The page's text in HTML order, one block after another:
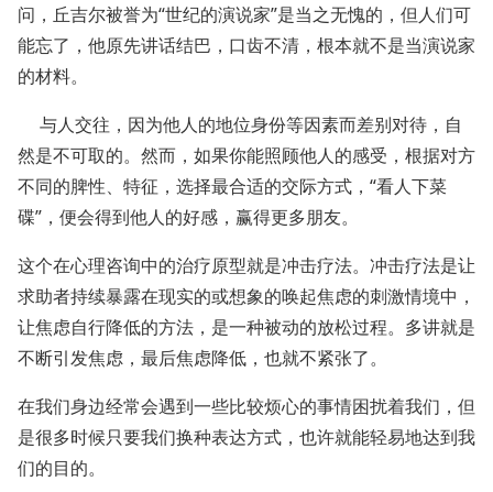
问，丘吉尔被誉为“世纪的演说家”是当之无愧的，但人们可
能忘了，他原先讲话结巴，口齿不清，根本就不是当演说家
的材料。
与人交往，因为他人的地位身份等因素而差别对待，自
然是不可取的。然而，如果你能照顾他人的感受，根据对方
不同的脾性、特征，选择最合适的交际方式，“看人下菜
碟”，便会得到他人的好感，赢得更多朋友。
这个在心理咨询中的治疗原型就是冲击疗法。冲击疗法是让
求助者持续暴露在现实的或想象的唤起焦虑的刺激情境中，
让焦虑自行降低的方法，是一种被动的放松过程。多讲就是
不断引发焦虑，最后焦虑降低，也就不紧张了。
在我们身边经常会遇到一些比较烦心的事情困扰着我们，但
是很多时候只要我们换种表达方式，也许就能轻易地达到我
们的目的。